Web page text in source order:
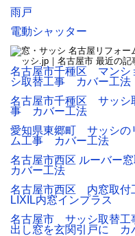
雨戸
電動シャッター
名古屋市千種区 マンシ
シ取替工事 カバー工法
名古屋市千種区 サッシ
事 カバー工法
愛知県東郷町 サッシの
ム工事 カバー工法
名古屋市西区 ルーバー
カバー工法
名古屋市西区 内窓取
LIXIL内窓インプラス
名古屋市 サッシ取替
出し窓を玄関引戸に カ